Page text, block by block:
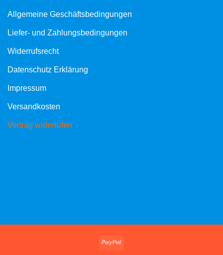
Allgemeine Geschäftsbedingungen
Liefer- und Zahlungsbedingungen
Widerrufsrecht
Datenschutz Erklärung
Impressum
Versandkosten
Vertrag widerrufen
PayPal